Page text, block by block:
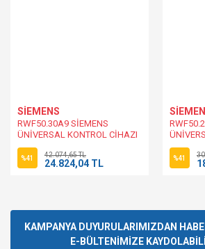
SİEMENS
RWF50.30A9 SİEMENS
ÜNİVERSAL KONTROL CİHAZI
%41 42.074,65 TL
24.824,04 TL %41
KAMPANYA DUYURULARIMIZDAN
E-BÜLTENİMİZE